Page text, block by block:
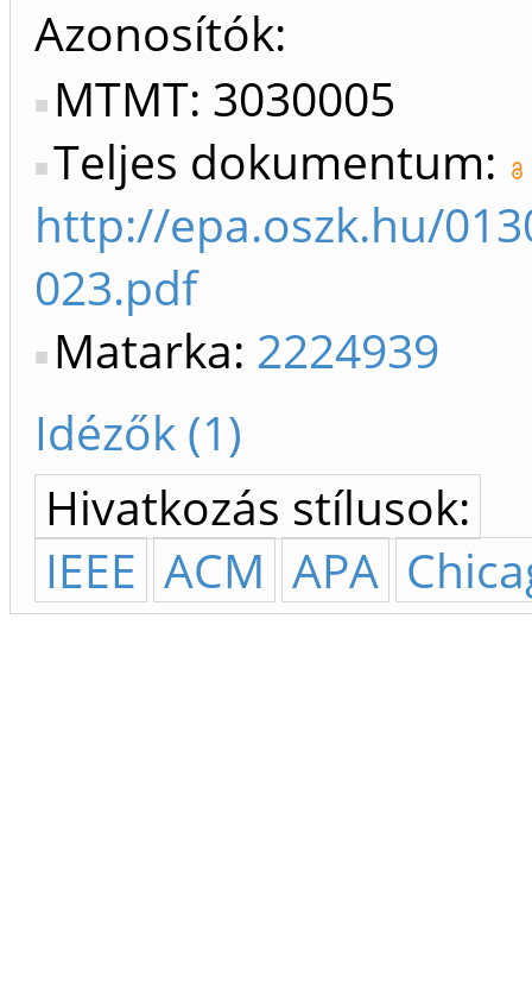
Azonosítók
MTMT: 3030005
Teljes dokumentum:
http://epa.oszk.hu/
023.pdf
Matarka: 2224939
Idézők (1)
Hivatkozás stílusok:
IEEE ACM APA